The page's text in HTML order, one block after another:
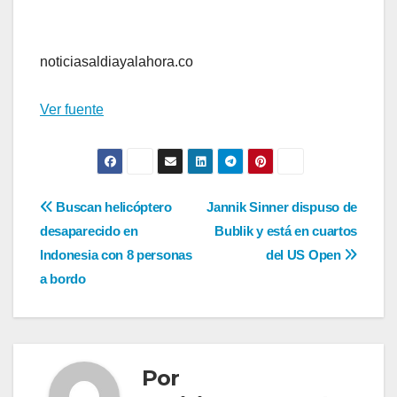
noticiasaldiayalahora.co
Ver fuente
Navegación
de
entradas
Jannik Sinner dispuso de
Bublik y está en cuartos
del US Open
Buscan helicóptero
desaparecido en
Indonesia con 8 personas
a bordo
Por